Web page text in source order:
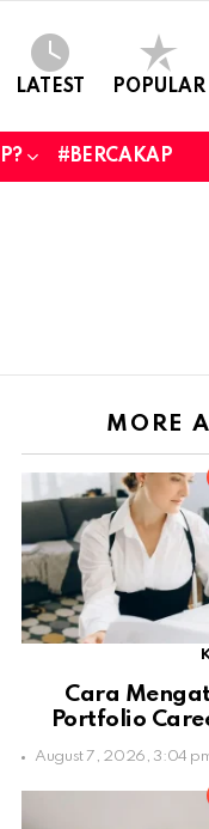
LATEST POPULAR
#BERCAKAP
MORE
Cara
Portfolio
August 7, 2026, 3:04